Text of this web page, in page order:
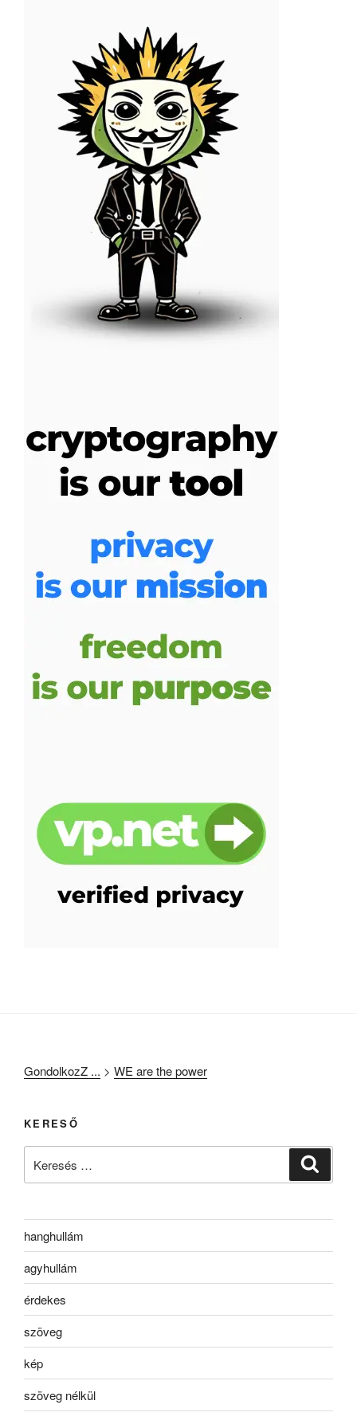
GondolkozZ ... > WE are the power
KERESŐ
hanghullám
agyhullám
érdekes
szöveg
kép
szöveg nélkül